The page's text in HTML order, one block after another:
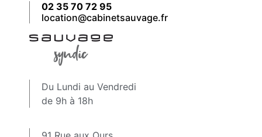
02 35 70 72 95
location@cabinetsauvage.fr
Du Lundi au Vendredi
de 9h à 18h